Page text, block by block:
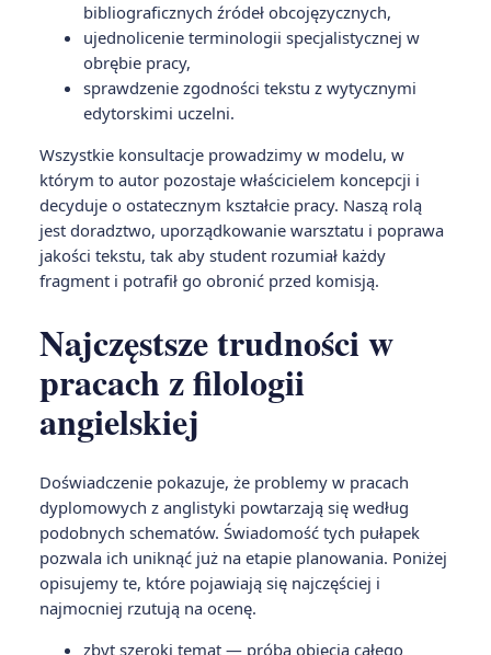
bibliograficznych źródeł obcojęzycznych,
ujednolicenie terminologii specjalistycznej w
obrębie pracy,
sprawdzenie zgodności tekstu z wytycznymi
edytorskimi uczelni.
Wszystkie konsultacje prowadzimy w modelu, w
którym to autor pozostaje właścicielem koncepcji i
decyduje o ostatecznym kształcie pracy. Naszą rolą
jest doradztwo, uporządkowanie warsztatu i poprawa
jakości tekstu, tak aby student rozumiał każdy
fragment i potrafił go obronić przed komisją.
Najczęstsze trudności w
pracach z filologii
angielskiej
Doświadczenie pokazuje, że problemy w pracach
dyplomowych z anglistyki powtarzają się według
podobnych schematów. Świadomość tych pułapek
pozwala ich uniknąć już na etapie planowania. Poniżej
opisujemy te, które pojawiają się najczęściej i
najmocniej rzutują na ocenę.
zbyt szeroki temat — próba objęcia całego